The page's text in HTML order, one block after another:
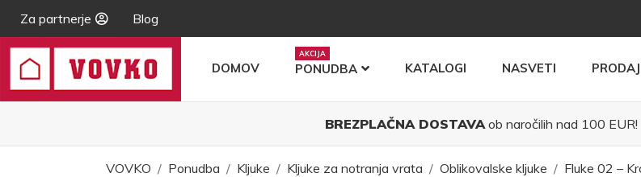
Za partnerje Blog
DOMOV PONUDBA KATALOGI NASVETI
BREZPLAČNA DOSTAVAob naročilih nad 100 EUR!
VOVKO Ponudba Kljuke Kljuke za notranja vrata Oblikovalske kljuke Fluke 02 –